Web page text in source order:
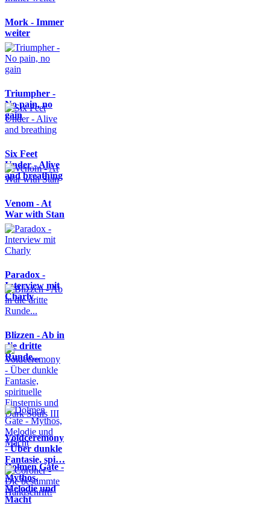
Mork - Immer
weiter
Triumpher -
No pain, no
gain
Six Feet
Under - Alive
and breathing
Venom - At
War with Stan
Paradox -
Interview mit
Charly
Blizzen - Ab in
die dritte
Runde...
Voidceremony
- Über dunkle
Fantasie, spi…
Dolmen Gate -
Mythos,
Melodie und
Macht